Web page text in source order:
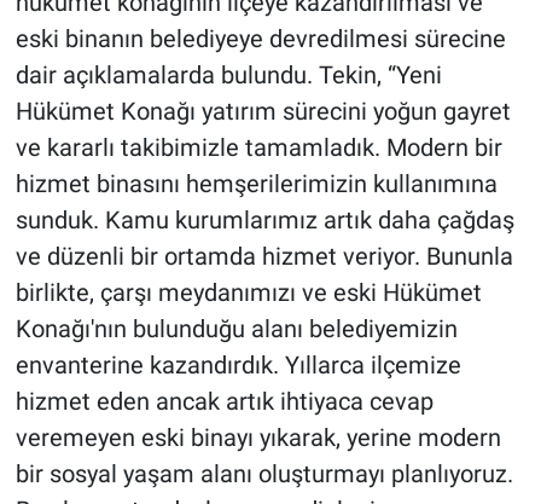
eski binanın belediyeye devredilmesi sürecine
dair açıklamalarda bulundu. Tekin, “Yeni
Hükümet Konağı yatırım sürecini yoğun gayret
ve kararlı takibimizle tamamladık. Modern bir
hizmet binasını hemşerilerimizin kullanımına
sunduk. Kamu kurumlarımız artık daha çağdaş
ve düzenli bir ortamda hizmet veriyor. Bununla
birlikte, çarşı meydanımızı ve eski Hükümet
Konağı'nın bulunduğu alanı belediyemizin
envanterine kazandırdık. Yıllarca ilçemize
hizmet eden ancak artık ihtiyaca cevap
veremeyen eski binayı yıkarak, yerine modern
bir sosyal yaşam alanı oluşturmayı planlıyoruz.